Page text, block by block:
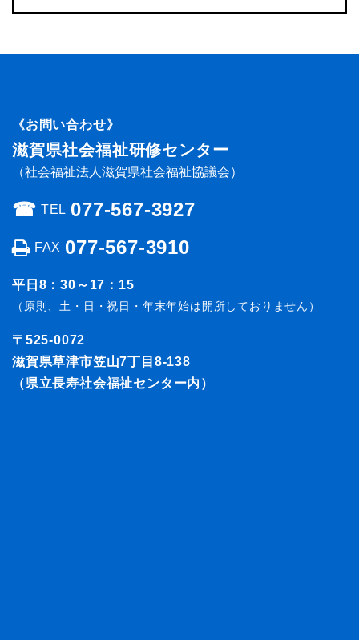
《お問い合わせ》
滋賀県社会福祉研修センター
（社会福祉法人滋賀県社会福祉協議会）
☎︎ TEL 077-567-3927
FAX 077-567-3910
平日8：30～17：15
（原則、土・日・祝日・年末年始は開所しておりません）
〒525-0072
滋賀県草津市笠山7丁目8-138
（県立長寿社会福祉センター内）